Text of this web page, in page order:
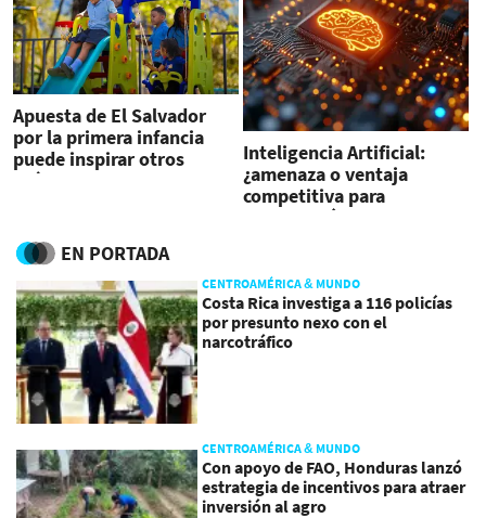
Apuesta de El Salvador
por la primera infancia
puede inspirar otros
países, señala experta del
Inteligencia Artificial:
¿amenaza o ventaja
competitiva para
Centroamérica?
EN PORTADA
CENTROAMÉRICA & MUNDO
Costa Rica investiga a 116 policías
por presunto nexo con el
narcotráfico
CENTROAMÉRICA & MUNDO
Con apoyo de FAO, Honduras lanzó
estrategia de incentivos para atraer
inversión al agro